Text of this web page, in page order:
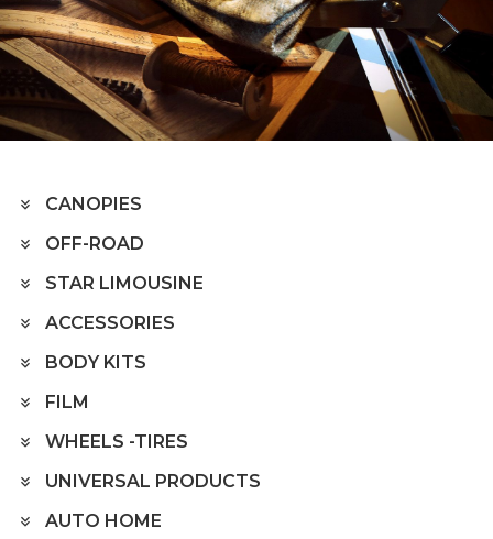
Home PRODUCTS AUTO HOME
CANOPIES
OFF-ROAD
STAR LIMOUSINE
ACCESSORIES
BODY KITS
FILM
WHEELS -TIRES
UNIVERSAL PRODUCTS
AUTO HOME